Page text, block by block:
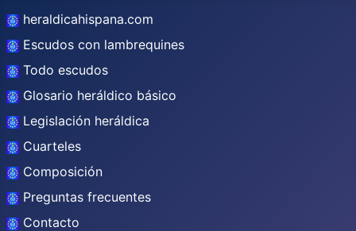
heraldicahispana.com
Escudos con lambrequines
Todo escudos
Glosario heráldico básico
Legislación heráldica
Cuarteles
Composición
Preguntas frecuentes
Contacto